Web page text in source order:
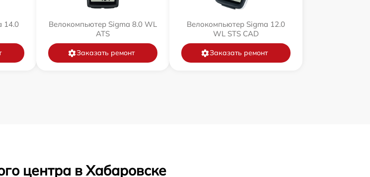
14.0
Велокомпьютер Sigma 8.0 WL
ATS
Заказать ремонт
Велокомпьютер Sigma 12.0
WL STS CAD
Заказать ремонт
центра в Хабаровске